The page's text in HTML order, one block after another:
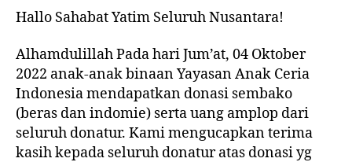
Hallo Sahabat Yatim Seluruh Nusantara!
Alhamdulillah Pada hari Jum’at, 04 Oktober
2022 anak-anak binaan Yayasan Anak Ceria
Indonesia mendapatkan donasi sembako
(beras dan indomie) serta uang amplop dari
seluruh donatur. Kami mengucapkan terima
kasih kepada seluruh donatur atas donasi yg